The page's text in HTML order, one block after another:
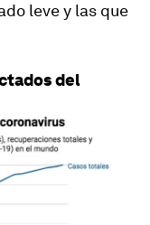
leve y las que
del